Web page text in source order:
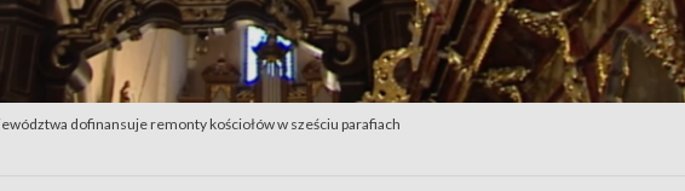
dofinansuje remonty kościołów w sześciu parafiach